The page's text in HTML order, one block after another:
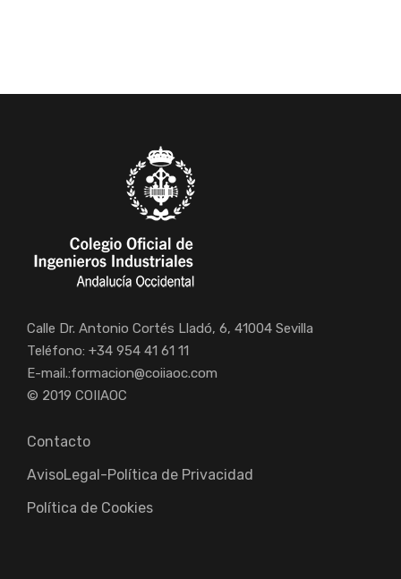
Calle Dr. Antonio Cortés Lladó, 6, 41004 Sevilla
Teléfono: +34 954 41 61 11
E-mail.:formacion@coiiaoc.com
© 2019 COIIAOC
Contacto
AvisoLegal-Política de Privacidad
Política de Cookies